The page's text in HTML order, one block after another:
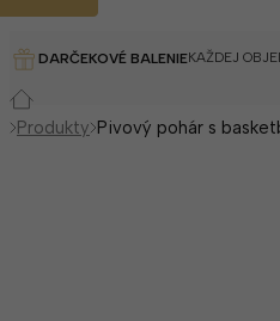
DARČEKOVÉ BALENIEKAŽDEJ
Produkty Pivový pohár s